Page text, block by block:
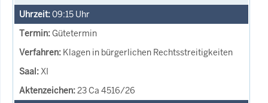
09:15 Uhr
Gütetermin
Klagen in bürgerlichen Rechtsstreitigkeiten
XI
23 Ca 4516/26